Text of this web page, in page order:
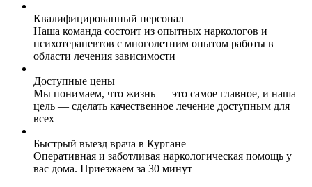
Квалифицированный персонал
Наша команда состоит из опытных наркологов и
психотерапевтов с многолетним опытом работы в
области лечения зависимости
Доступные цены
Мы понимаем, что жизнь — это самое главное, и наша
цель — сделать качественное лечение доступным для
всех
Быстрый выезд врача в Кургане
Оперативная и заботливая наркологическая помощь у
вас дома. Приезжаем за 30 минут